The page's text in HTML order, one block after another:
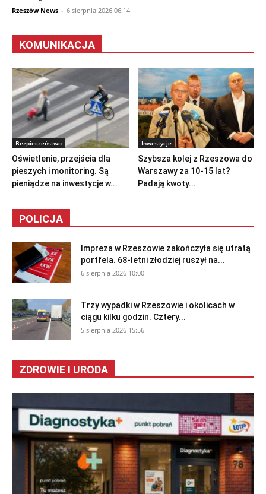
Rzeszów News - 6 sierpnia 2026 06:14
KOMUNIKACJA
Bezpieczeństwo
Oświetlenie, przejścia dla
pieszych i monitoring. Są
pieniądze na inwestycje w...
Inwestycje
Szybsza kolej z Rzeszowa do
Warszawy za 10-15 lat?
Padają kwoty...
POLICJA
Impreza w Rzeszowie zakończyła się utratą
portfela. 68-letni złodziej ruszył na...
6 sierpnia 2026 10:00
Trzy wypadki w Rzeszowie i okolicach w
ciągu kilku godzin. Cztery...
5 sierpnia 2026 15:56
ZDROWIE I URODA